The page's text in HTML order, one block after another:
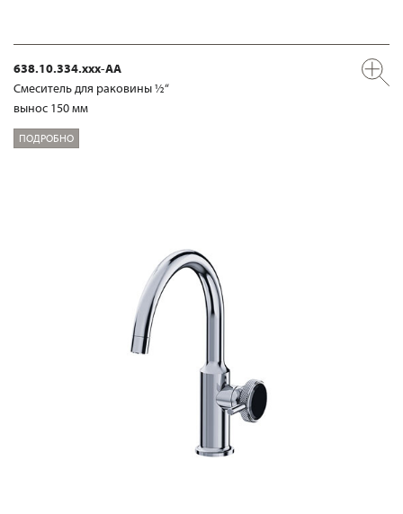
638.10.334.xxx-AA
Смеситель для раковины ½“
вынос 150 мм
ПОДРОБНО